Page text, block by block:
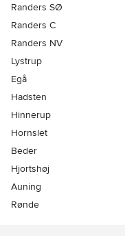
Randers SØ
Randers C
Randers NV
Lystrup
Egå
Hadsten
Hinnerup
Hornslet
Beder
Hjortshøj
Auning
Rønde